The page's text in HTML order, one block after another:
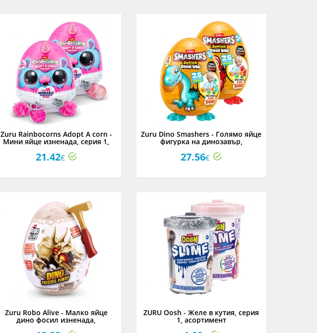
Zuru Rainbocorns Adopt A corn -
Мини яйце изненада, серия 1,
21.42€
Zuru Dino Smashers - Голямо яйце
фигурка на динозавър,
27.56€
Zuru Robo Alive - Малко яйце
дино фосил изненада,
ZURU Oosh - Желе в кутия, серия
1, асортимент